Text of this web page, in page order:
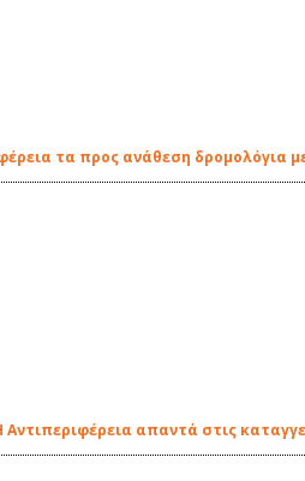
τα προς ανάθεση δρομολόγια
απαντά στις